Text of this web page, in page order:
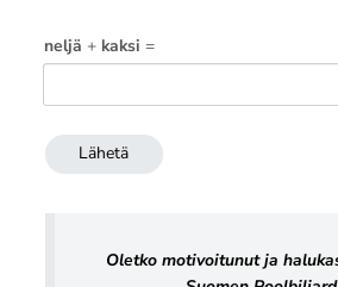
neljä + kaksi =
Lähetä
Oletko motivoitunut ja